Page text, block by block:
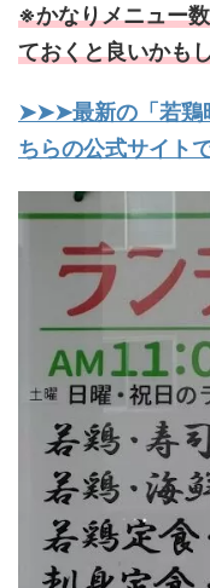
※かなりメニュー
ておくと良いかも
➤➤➤最新の「若鶏
ちらの公式サイト